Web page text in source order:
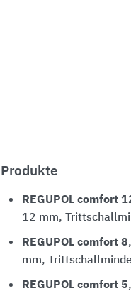
Produkte
REGUPOL comfort
12 mm,
REGUPOL comfort 8
mm,
REGUPOL comfort 5